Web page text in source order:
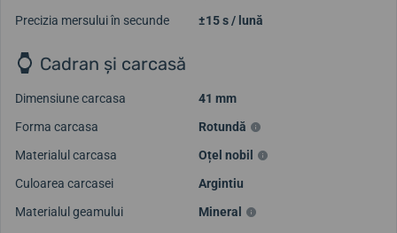
Precizia mersului în secunde
±15 s / lună
Cadran și carcasă
Dimensiune carcasa
41 mm
Forma carcasa
Rotundă
Materialul carcasa
Oțel nobil
Culoarea carcasei
Argintiu
Materialul geamului
Mineral